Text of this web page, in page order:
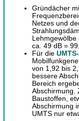
Gründächer
Netzes und
ca. 49 dB =
Für die
von 1,92 bis
bessere
Bereich
Abschirmung.
Baustoffen,
Abschirmung
UMTS nur